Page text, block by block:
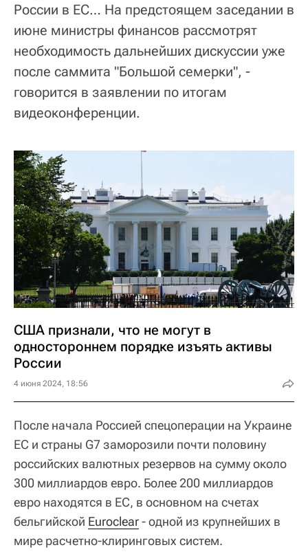
России в ЕС… На предстоящем заседании в
июне министры финансов рассмотрят
необходимость дальнейших дискуссии уже
после саммита "Большой семерки", -
говорится в заявлении по итогам
видеоконференции.
США признали, что не могут в
одностороннем порядке изъять активы
России
4 июня 2024, 18:56
После начала Россией спецоперации на Украине
ЕС и страны G7 заморозили почти половину
российских валютных резервов на сумму около
300 миллиардов евро. Более 200 миллиардов
евро находятся в ЕС, в основном на счетах
бельгийской Euroclear- одной из крупнейших в
мире расчетно-клиринговых систем.